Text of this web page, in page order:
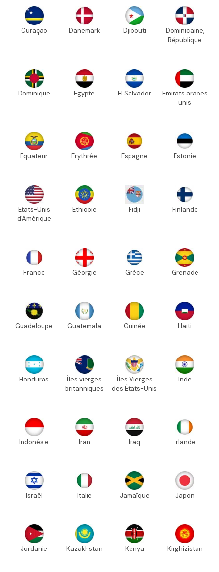
Curaçao Danemark Djibouti
Dominicaine,
République
Dominique Egypte El Salvador
Emirats arabes
unis
Equateur Erythrée Espagne Estonie
Etats-Unis
d'Amérique
Ethiopie Fidji Finlande
France Géorgie Grèce Grenade
Guadeloupe Guatemala Guinée Haïti
Honduras
Îles vierges
britanniques
Îles Vierges
des États-Unis
Inde
Indonésie Iran Iraq Irlande
Israël Italie Jamaïque Japon
Jordanie Kazakhstan Kenya Kirghizistan